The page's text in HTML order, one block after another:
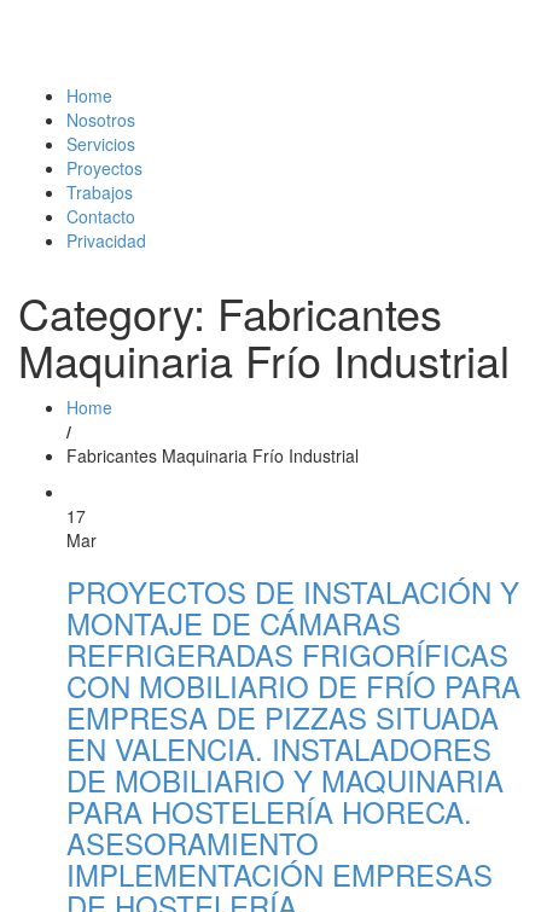
Home
Nosotros
Servicios
Proyectos
Trabajos
Contacto
Privacidad
Category: Fabricantes
Maquinaria Frío Industrial
Home
/
Fabricantes Maquinaria Frío Industrial
17
Mar
PROYECTOS DE INSTALACIÓN Y
MONTAJE DE CÁMARAS
REFRIGERADAS FRIGORÍFICAS
CON MOBILIARIO DE FRÍO PARA
EMPRESA DE PIZZAS SITUADA
EN VALENCIA. INSTALADORES
DE MOBILIARIO Y MAQUINARIA
PARA HOSTELERÍA HORECA.
ASESORAMIENTO
IMPLEMENTACIÓN EMPRESAS